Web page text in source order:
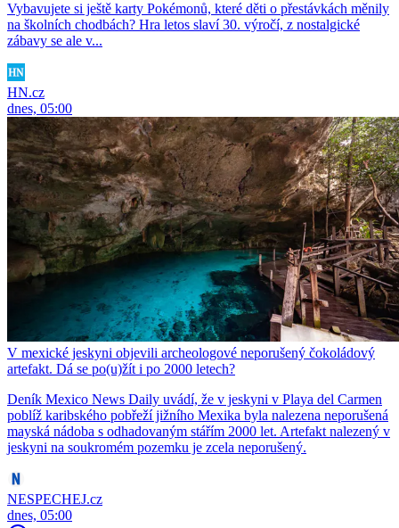
Vybavujete si ještě karty Pokémonů, které děti o přestávkách měnily
na školních chodbách? Hra letos slaví 30. výročí, z nostalgické
zábavy se ale v...
HN.cz
dnes, 05:00
V mexické jeskyni objevili archeologové neporušený čokoládový
artefakt. Dá se po(u)žít i po 2000 letech?
Deník Mexico News Daily uvádí, že v jeskyni v Playa del Carmen
poblíž karibského pobřeží jižního Mexika byla nalezena neporušená
mayská nádoba s odhadovaným stářím 2000 let. Artefakt nalezený v
jeskyni na soukromém pozemku je zcela neporušený.
NESPECHEJ.cz
dnes, 05:00